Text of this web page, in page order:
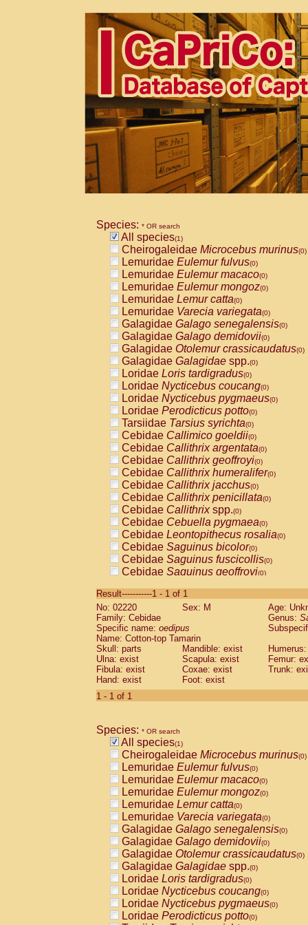
Species: * OR search
All species(1)
Cheirogaleidae Microcebus murinus(0)
Lemuridae Eulemur fulvus(0)
Lemuridae Eulemur macaco(0)
Lemuridae Eulemur mongoz(0)
Lemuridae Lemur catta(0)
Lemuridae Varecia variegata(0)
Galagidae Galago senegalensis(0)
Galagidae Galago demidovii(0)
Galagidae Otolemur crassicaudatus(0)
Galagidae Galagidae spp.(0)
Loridae Loris tardigradus(0)
Loridae Nycticebus coucang(0)
Loridae Nycticebus pygmaeus(0)
Loridae Perodicticus potto(0)
Tarsiidae Tarsius syrichta(0)
Cebidae Callimico goeldii(0)
Cebidae Callithrix argentata(0)
Cebidae Callithrix geoffroyi(0)
Cebidae Callithrix humeralifer(0)
Cebidae Callithrix jacchus(0)
Cebidae Callithrix penicillata(0)
Cebidae Callithrixspp.(0)
Cebidae Cebuella pygmaea(0)
Cebidae Leontopithecus rosalia(0)
Cebidae Saguinus bicolor(0)
Cebidae Saguinus fuscicollis(0)
Cebidae Saguinus geoffroyi(0)
CebidaeSaguinus labiatus(0)
Cebidae Saguinus leucopus (0)
Cebidae
CebidaeSaguinus mystax
Cebidae Saguinus nigricollis (0)
Cebidae Saguinus oedipus
Cebidae Saguinus weddelli
Cebidae Saguinusspp.
Cebidae
CebidaeCebus capucinus
CebidaeCebus nigrivittatus
CebidaeCebus spp.(0)
CebidaeSaimiri boliviensis(0)
CebidaeSaimiri sciureus(0)
AtelidaeAlouatta caraya(0)
AtelidaeAlouatta fusca(0)
AtelidaeAlouatta seniculus(0)
AtelidaeAlouattaspp.(0)
AtelidaeAteles belzebuth(0)
AtelidaeAteles geoffroyi(0)
AtelidaeAteles paniscus(0)
AtelidaeAtelesspp.(0)
AtelidaeLagothrix lagothricha(0)
AtelidaeLagothrix lagothricha cana
PitheciidaeCacajao calvus
Result-----------1 - 1 of 1
No: 02220
Sex: M
Age:
Family: Cebidae
Genus:
Specific name: oedipus
Name: Cotton-top Tamarin
Skull: parts
Mandible: exist
Ulna: exist
Scapula: exist
Femur:
Fibula: exist
Coxae: exist
Trunk:
Hand: exist
Foot: exist
1 - 1 of 1
Species: * OR search
All species(1)
Cheirogaleidae Microcebus murinus(0)
Lemuridae Eulemur fulvus(0)
Lemuridae Eulemur macaco(0)
Lemuridae Eulemur mongoz(0)
Lemuridae Lemur catta(0)
Lemuridae Varecia variegata(0)
Galagidae Galago senegalensis(0)
Galagidae Galago demidovii(0)
Galagidae Otolemur crassicaudatus(0)
Galagidae Galagidae spp.(0)
Loridae Loris tardigradus(0)
Loridae Nycticebus coucang(0)
Loridae Nycticebus pygmaeus(0)
Loridae Perodicticus potto(0)